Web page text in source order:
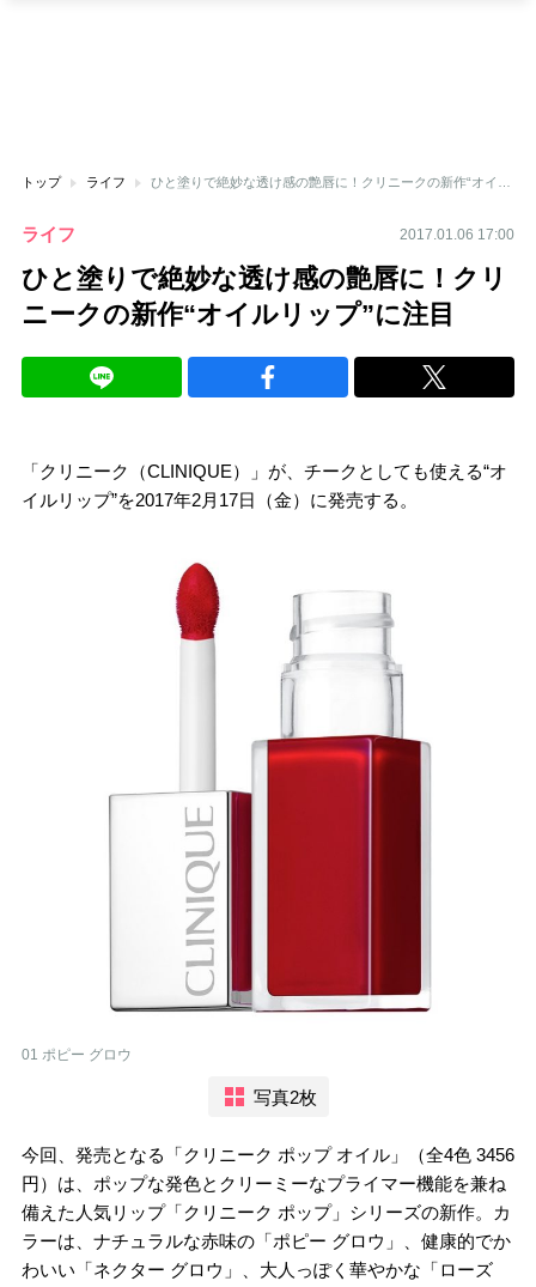
トップ ライフ
ライフ 2017.01.06 17:00
ひと塗りで絶妙な透け感の艶唇に！クリ
ニークの新作“オイルリップ”に注目
「クリニーク（CLINIQUE）」が、チークとしても使える“オ
イルリップ”を2017年2月17日（金）に発売する。
01 ポピー グロウ
写真2枚
今回、発売となる「クリニーク ポップ オイル」（全4色 3456
円）は、ポップな発色とクリーミーなプライマー機能を兼ね
備えた人気リップ「クリニーク ポップ」シリーズの新作。カ
ラーは、ナチュラルな赤味の「ポピー グロウ」、健康的でか
わいい「ネクター グロウ」、大人っぽく華やかな「ローズ